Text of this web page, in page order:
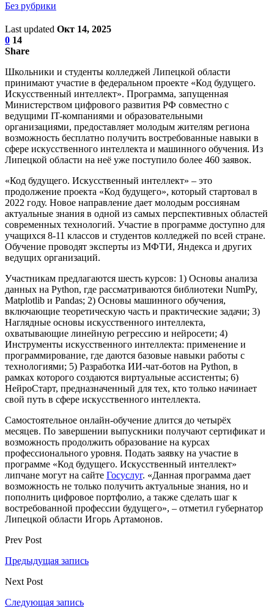
Без рубрики
Last updated Окт 14, 2025
0 14
Share
Школьники и студенты колледжей Липецкой области
принимают участие в федеральном проекте «Код будущего.
Искусственный интеллект». Программа, запущенная
Министерством цифрового развития РФ совместно с
ведущими IT-компаниями и образовательными
организациями, предоставляет молодым жителям региона
возможность бесплатно получить востребованные навыки в
сфере искусственного интеллекта и машинного обучения. Из
Липецкой области на неё уже поступило более 460 заявок.
«Код будущего. Искусственный интеллект» – это
продолжение проекта «Код будущего», который стартовал в
2022 году. Новое направление дает молодым россиянам
актуальные знания в одной из самых перспективных областей
современных технологий. Участие в программе доступно для
учащихся 8-11 классов и студентов колледжей по всей стране.
Обучение проводят эксперты из МФТИ, Яндекса и других
ведущих организаций.
Участникам предлагаются шесть курсов: 1) Основы анализа
данных на Python, где рассматриваются библиотеки NumPy,
Matplotlib и Pandas; 2) Основы машинного обучения,
включающие теоретическую часть и практические задачи; 3)
Наглядные основы искусственного интеллекта,
охватывающие линейную регрессию и нейросети; 4)
Инструменты искусственного интеллекта: применение и
программирование, где даются базовые навыки работы с
технологиями; 5) Разработка ИИ-чат-ботов на Python, в
рамках которого создаются виртуальные ассистенты; 6)
НейроСтарт, предназначенный для тех, кто только начинает
свой путь в сфере искусственного интеллекта.
Самостоятельное онлайн-обучение длится до четырёх
месяцев. По завершении выпускники получают сертификат и
возможность продолжить образование на курсах
профессионального уровня. Подать заявку на участие в
программе «Код будущего. Искусственный интеллект»
липчане могут на сайте Госуслуг. «Данная программа дает
возможность не только получить актуальные знания, но и
пополнить цифровое портфолио, а также сделать шаг к
востребованной профессии будущего», – отметил губернатор
Липецкой области Игорь Артамонов.
Prev Post
Предыдущая запись
Next Post
Следующая запись